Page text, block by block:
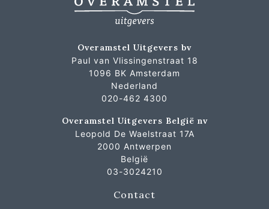
Overamstel Uitgevers bv
Paul van Vlissingenstraat 18
1096 BK Amsterdam
Nederland
020-462 4300
Overamstel Uitgevers België nv
Leopold De Waelstraat 17A
2000 Antwerpen
België
03-3024210
Contact